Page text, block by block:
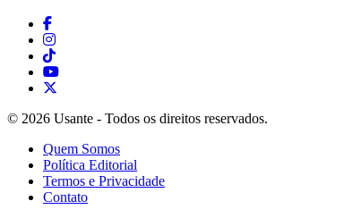
© 2026 Usante - Todos os direitos reservados.
Quem Somos
Política Editorial
Termos e Privacidade
Contato